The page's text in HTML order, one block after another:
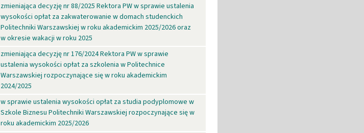
zmieniająca decyzję nr 88/2025 Rektora PW w sprawie ustalenia
wysokości opłat za zakwaterowanie w domach studenckich
Politechniki Warszawskiej w roku akademickim 2025/2026 oraz
w okresie wakacji w roku 2025
zmieniająca decyzję nr 176/2024 Rektora PW w sprawie
ustalenia wysokości opłat za szkolenia w Politechnice
Warszawskiej rozpoczynające się w roku akademickim
2024/2025
w sprawie ustalenia wysokości opłat za studia podyplomowe w
Szkole Biznesu Politechniki Warszawskiej rozpoczynające się w
roku akademickim 2025/2026